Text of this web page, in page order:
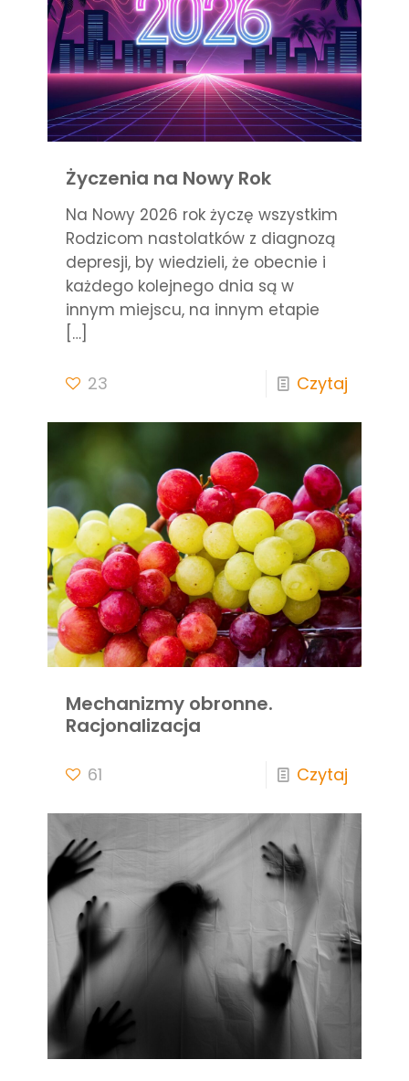
Życzenia na Nowy Rok
Na Nowy 2026 rok życzę wszystkim
Rodzicom nastolatków z diagnozą
depresji, by wiedzieli, że obecnie i
każdego kolejnego dnia są w
innym miejscu, na innym etapie
[…]
23 Czytaj
Mechanizmy obronne.
Racjonalizacja
61 Czytaj